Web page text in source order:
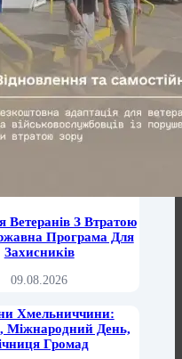
Ветеранів З Втратою
Програма Для
Захисників
09.08.2026
Хмельниччини:
Міжнародний День,
Громад